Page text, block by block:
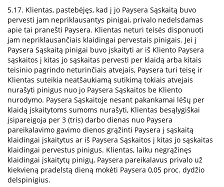
5.17. Klientas, pastebėjęs, kad į jo Paysera Sąskaitą buvo
pervesti jam nepriklausantys pinigai, privalo nedelsdamas
apie tai pranešti Paysera. Klientas neturi teisės disponuoti
jam nepriklausančiais klaidingai pervestais pinigais. Jei į
Paysera Sąskaitą pinigai buvo įskaityti ar iš Kliento Paysera
sąskaitos į kitas jo sąskaitas pervesti per klaidą arba kitais
teisinio pagrindo neturinčiais atvejais, Paysera turi teisę ir
Klientas suteikia neatšaukiamą sutikimą tokiais atvejais
nurašyti pinigus nuo jo Paysera Sąskaitos be Kliento
nurodymo. Paysera Sąskaitoje nesant pakankamai lėšų per
klaidą įskaitytoms sumoms nurašyti, Klientas besąlygiškai
įsipareigoja per 3 (tris) darbo dienas nuo Paysera
pareikalavimo gavimo dienos grąžinti Paysera į sąskaitą
klaidingai įskaitytus ar iš Paysera Sąskaitos į kitas jo sąskaitas
klaidingai pervestus pinigus. Klientas, laiku negrąžinęs
klaidingai įskaitytų pinigų, Paysera pareikalavus privalo už
kiekvieną pradelstą dieną mokėti Paysera 0,05 proc. dydžio
delspinigius.